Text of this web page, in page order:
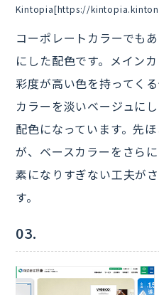
Kintopia[https://
コーポレートカラーでも
にした配色です。メイン
彩度が高い色を持ってく
カラーを淡いベージュに
配色になっています。先
が、ベースカラーをさら
素になりすぎない工夫が
す。
03.